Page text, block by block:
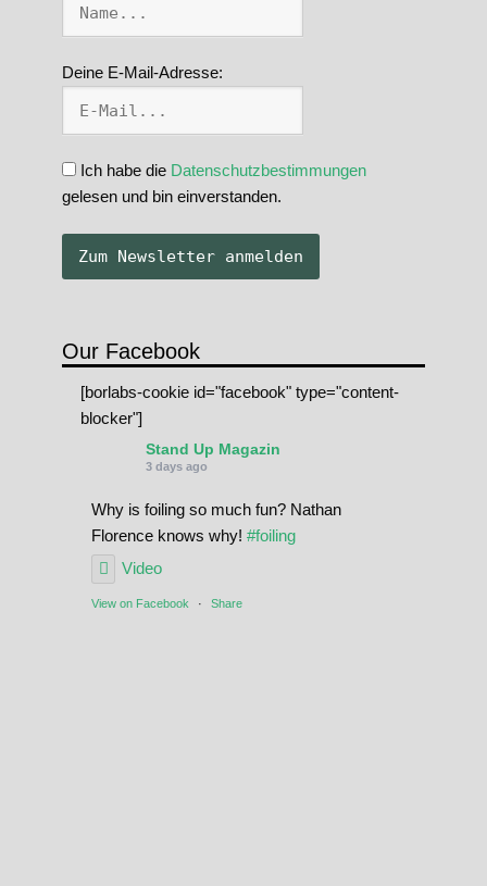
Deine E-Mail-Adresse:
Ich habe die Datenschutzbestimmungen
gelesen und bin einverstanden.
Our Facebook
[borlabs-cookie id="facebook" type="content-
blocker"]
Stand Up Magazin
3 days ago
Why is foiling so much fun? Nathan
Florence knows why! #foiling
Video
View on Facebook · Share